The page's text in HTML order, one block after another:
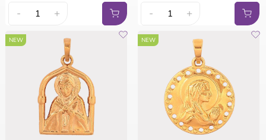
- + - +
NEW NEW